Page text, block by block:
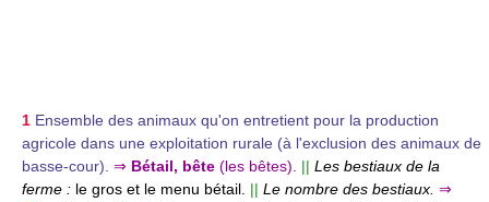
1 Ensemble des animaux qu'on entretient pour la production
agricole dans une exploitation rurale (à l'exclusion des animaux de
basse-cour). ⇒ Bétail, bête (les bêtes). || Les bestiaux de la
ferme : le gros et le menu bétail. || Le nombre des bestiaux. ⇒